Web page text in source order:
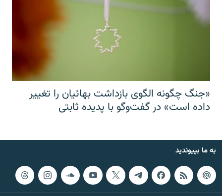
«جنگ چگونه الگوی بازداشت بهائیان را تغییر
داده است» در گفت‌وگو با پدیده ثابتی
به ما بپیوندید